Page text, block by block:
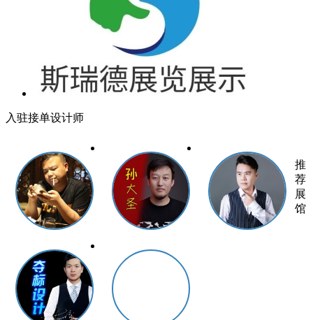
入驻接单设计师
推
荐
展
馆